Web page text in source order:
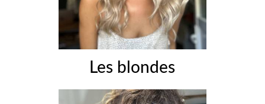
Les blondes